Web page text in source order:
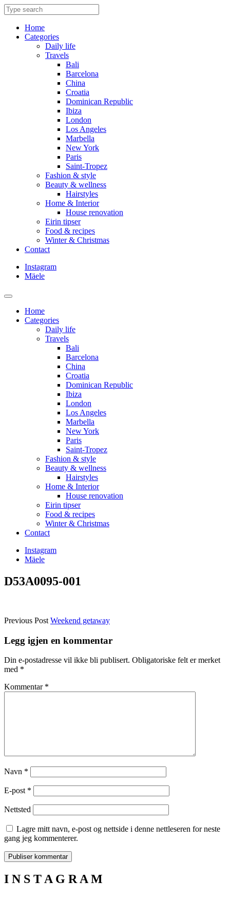
Skip
to
contentHome
Categories
Daily life
Travels
Bali
Barcelona
China
Croatia
Dominican Republic
Ibiza
London
Los Angeles
Marbella
New York
Paris
Saint-Tropez
Fashion & style
Beauty & wellness
Hairstyles
Home & Interior
House renovation
Eirin tipser
Food & recipes
Winter & Christmas
Contact
Instagram
Mäele
Home
Categories
Daily life
Travels
Bali
Barcelona
China
Croatia
Dominican Republic
Ibiza
London
Los Angeles
Marbella
New York
Paris
Saint-Tropez
Fashion & style
Beauty & wellness
Hairstyles
Home & Interior
House renovation
Eirin tipser
Food & recipes
Winter & Christmas
Contact
Instagram
Mäele
D53A0095-001
Previous Post Weekend getaway
Legg igjen en kommentar
Din e-postadresse vil ikke bli publisert. Obligatoriske felt er merket
med *
Kommentar *
Navn *
E-post *
Nettsted
Lagre mitt navn, e-post og nettside i denne nettleseren for neste
gang jeg kommenterer.
I N S T A G R A M